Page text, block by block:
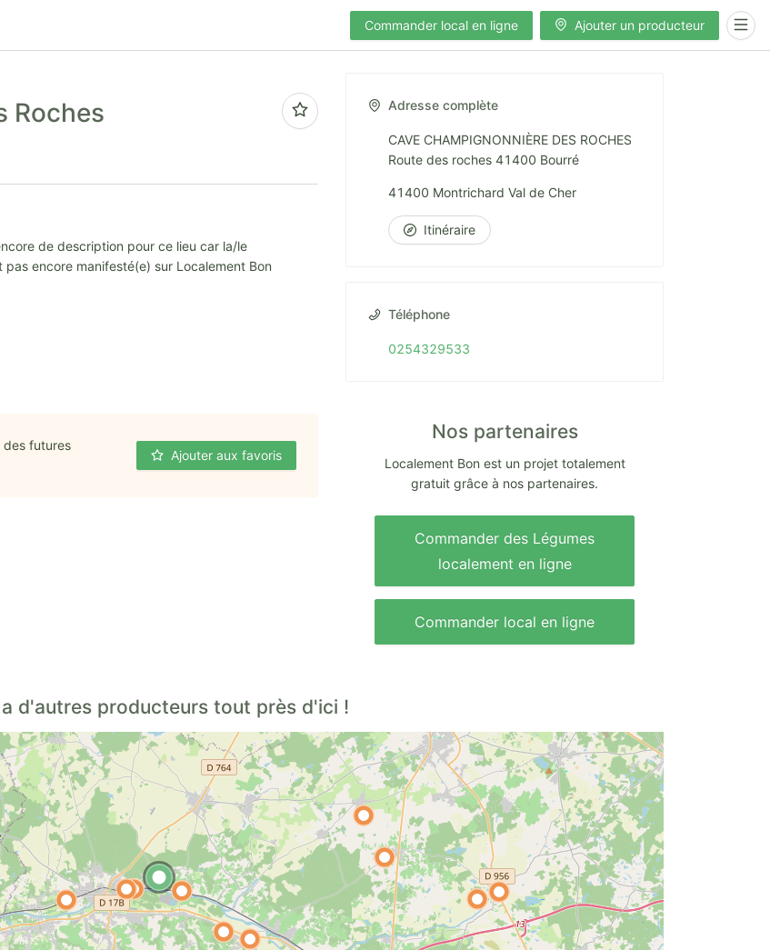
Commander local en ligne Ajouter un producteur
Roches
de description pour ce lieu car la/le
pas encore manifesté(e) sur Localement Bon
des futures
Ajouter aux favoris
Adresse complète
CAVE CHAMPIGNONNIÈRE DES ROCHES
Route des roches 41400 Bourré
41400 Montrichard Val de Cher
Itinéraire
Téléphone
0254329533
Nos partenaires
Localement Bon est un projet totalement
gratuit grâce à nos partenaires.
Commander des Légumes
localement en ligne
Commander local en ligne
d'autres producteurs tout près d'ici !